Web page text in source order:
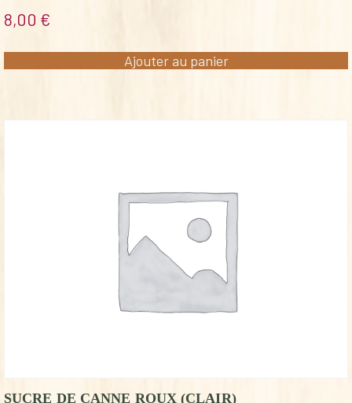
8,00 €
Ajouter au panier
SUCRE DE CANNE ROUX (CLAIR)